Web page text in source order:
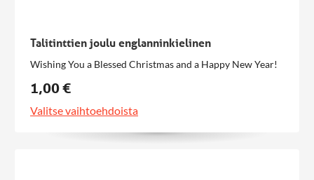
Talitinttien joulu englanninkielinen
Wishing You a Blessed Christmas and a Happy New Year!
1,00 €
Valitse vaihtoehdoista